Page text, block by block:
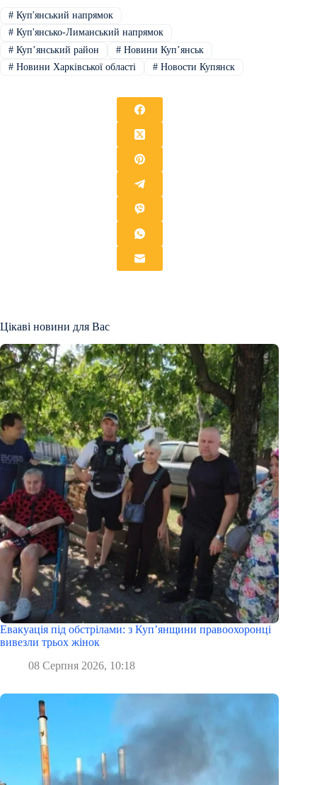
#Куп'янський напрямок
#Куп'янсько-Лиманський напрямок
#Купʼянський район #Новини Купʼянськ
#Новини Харківської області #Новости Купянск
Цікаві новини для Вас
Евакуація під обстрілами: з Куп’янщини правоохоронці
вивезли трьох жінок
08 Серпня 2026, 10:18